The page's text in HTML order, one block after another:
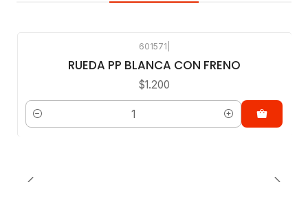
601571
RUEDA PP BLANCA CON FRENO
$1.200
Cantidad